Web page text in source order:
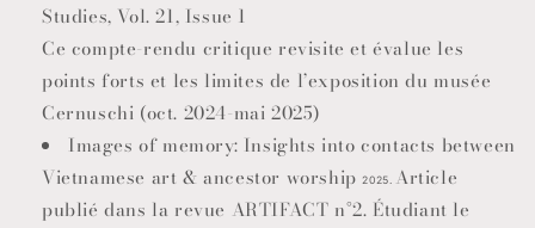
Studies, Vol. 21, Issue 1
Ce compte-rendu critique revisite et évalue les
points forts et les limites de l’exposition du musée
Cernuschi (oct. 2024-mai 2025)
Images of memory: Insights into contacts between
Vietnamese art & ancestor worship2025. Article
publié dans la revue ARTIFACT n°2. Étudiant le